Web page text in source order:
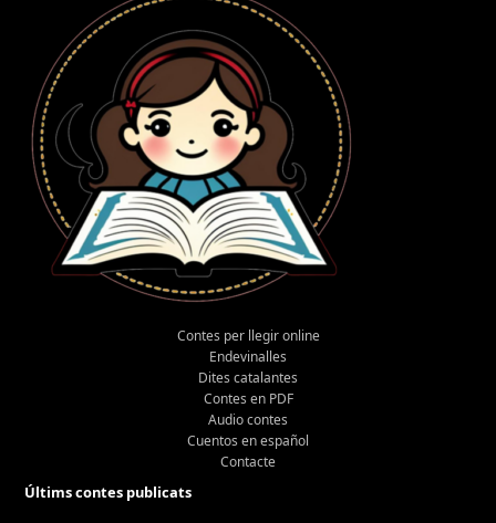
Contes per llegir online
Endevinalles
Dites catalantes
Contes en PDF
Audio contes
Cuentos en español
Contacte
Últims contes publicats